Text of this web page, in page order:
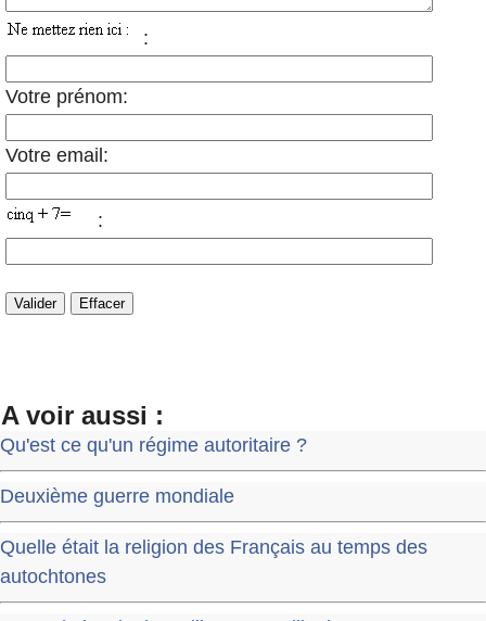
:
Votre prénom:
Votre email:
:
A voir aussi :
Qu'est ce qu'un régime autoritaire ?
Deuxième guerre mondiale
Quelle était la religion des Français au temps des
autochtones